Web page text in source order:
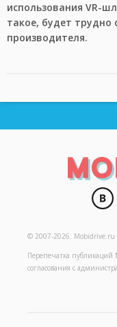
использования VR-
такое, будет трудно
производителя.
© 2007-2026. Mobidrive.ru
Перепечатка публикаций
согласования с